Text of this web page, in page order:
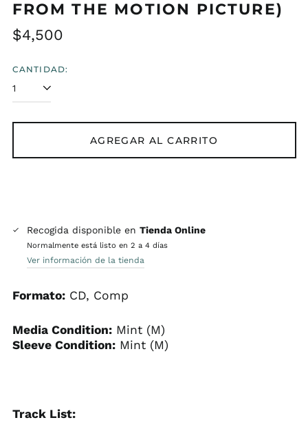
FROM THE MOTION PICTURE)
Precio
$4,500
CANTIDAD:
AGREGAR AL CARRITO
Recogida disponible en Tienda Online
Normalmente está listo en 2 a 4 días
Ver información de la tienda
Formato:CD, Comp
Media Condition:Mint (M)
Sleeve Condition:Mint (M)
Track List: